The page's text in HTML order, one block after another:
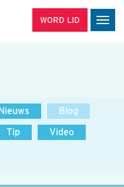
WORD LID
Blog
Tip
Video